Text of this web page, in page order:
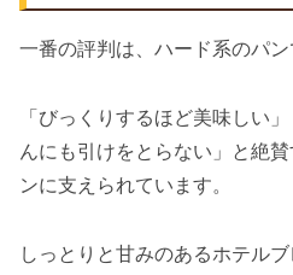
一番の評判は、ハード系のパン
「びっくりするほど美味しい
んにも引けをとらない」と絶
ンに支えられています。
しっとりと甘みのあるホテル